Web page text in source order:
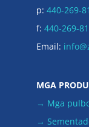
p: 440-269-
f: 440-269-
Email:
MGA
→ Mga
→